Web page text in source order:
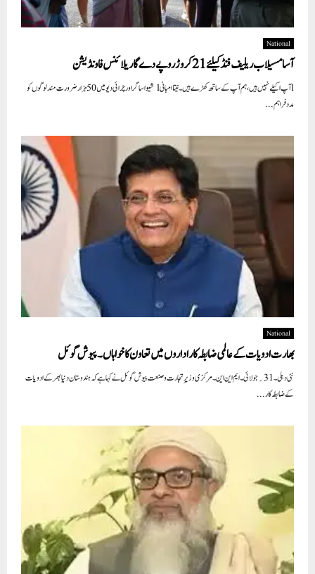
National
آسامسیلاب ریلیف فنڈ کیلئے 21 کروڑ روپے دےگا ریلائنس فاونڈیشن
lآپ اکیلے نہیں ہیں، ہم آپ کے ساتھ کھڑے ہیں۔ نیتا امبانی l شیواساگر اور چرائی دیو میں 50ہزار ضرورت مند لوگوں کو
مدد فراہم...
National
بھارت ادویات کے عالمی ضابطہ کار اداروں میں تعاون کا خواہاں۔ پیوش گوئل
نئی دہلی۔31؍ جولائی۔ ایم این این۔ مرکزی وزیرِ تجارت و صنعت پیوش گوئل نے کہا ہے کہ ہندوستان دنیا بھر کے ادویات
کے ضابطہ کار...